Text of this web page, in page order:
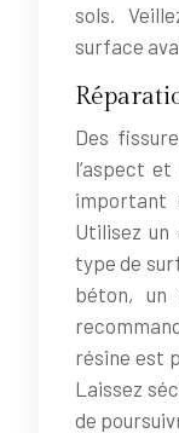
sols.
surface
Des
l’aspect
important
Utilisez
type de
béton,
résine est
Laissez
de